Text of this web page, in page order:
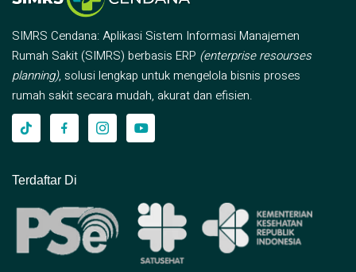
SIMRS Cendana: Aplikasi Sistem Informasi Manajemen
Rumah Sakit (SIMRS) berbasis ERP (enterprise resourses
planning), solusi lengkap untuk mengelola bisnis proses
rumah sakit secara mudah, akurat dan efisien.
Terdaftar Di